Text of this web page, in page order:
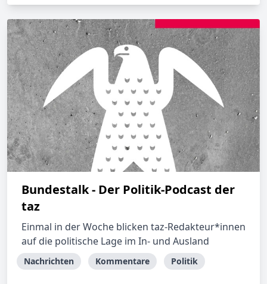
Bundestalk - Der Politik-Podcast der
taz
Einmal in der Woche blicken taz-Redakteur*innen
auf die politische Lage im In- und Ausland
Nachrichten Kommentare Politik